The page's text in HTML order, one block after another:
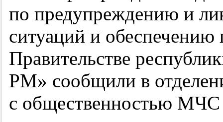
по предупреждению и
ситуаций и
Правительстве
РМ» сообщили в
с общественностью МЧС